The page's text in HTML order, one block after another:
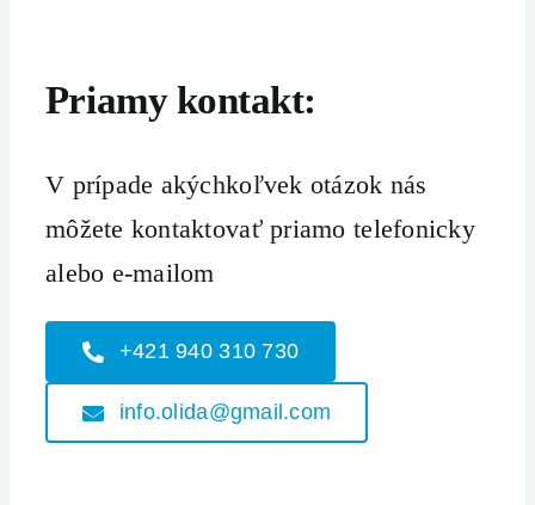
Priamy kontakt:
V prípade akýchkoľvek otázok nás
môžete kontaktovať priamo telefonicky
alebo e-mailom
+421 940 310 730
info.olida@gmail.com